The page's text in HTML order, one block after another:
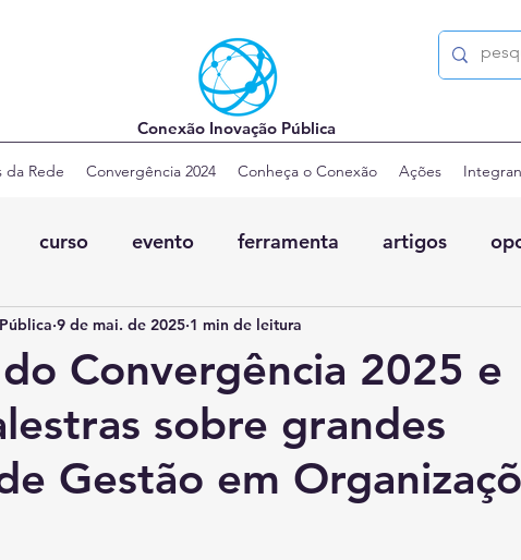
Conexão Inovação Pública
da Rede Convergência 2024 Conheça o Conexão Ações
curso evento ferramenta artigos
Convergência 2025 e
sobre grandes
Gestão em
9 de mai. de 2025 1 min de leitura